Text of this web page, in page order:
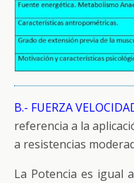
B.- FUERZA
referencia a la
a resistencias
La Potencia es igual